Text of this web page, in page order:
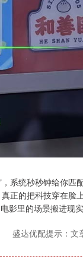
统秒秒钟给你匹
正的把科技穿在脸
影里的场景搬进现
盛达优配提示：文